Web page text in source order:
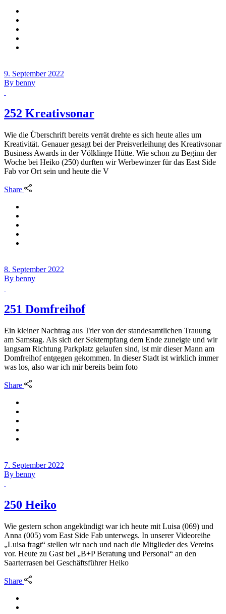
9. September 2022
By benny
252 Kreativsonar
Wie die Überschrift bereits verrät drehte es sich heute alles um
Kreativität. Genauer gesagt bei der Preisverleihung des Kreativsonar
Business Awards in der Völklinge Hütte. Wie schon zu Beginn der
Woche bei Heiko (250) durften wir Werbewinzer für das East Side
Fab vor Ort sein und heute die V
Share
8. September 2022
By benny
251 Domfreihof
Ein kleiner Nachtrag aus Trier von der standesamtlichen Trauung
am Samstag. Als sich der Sektempfang dem Ende zuneigte und wir
langsam Richtung Parkplatz gelaufen sind, ist mir dieser Mann am
Domfreihof entgegen gekommen. In dieser Stadt ist wirklich immer
was los, also war ich mir bereits beim foto
Share
7. September 2022
By benny
250 Heiko
Wie gestern schon angekündigt war ich heute mit Luisa (069) und
Anna (005) vom East Side Fab unterwegs. In unserer Videoreihe
„Luisa fragt“ stellen wir nach und nach die Mitglieder des Vereins
vor. Heute zu Gast bei „B+P Beratung und Personal“ an den
Saarterrasen bei Geschäftsführer Heiko
Share